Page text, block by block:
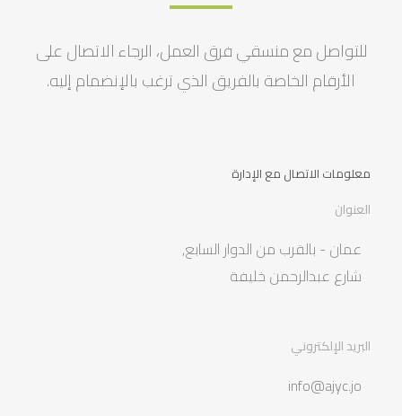
للتواصل مع منسقي فرق العمل، الرجاء الاتصال على
الأرقام الخاصة بالفريق الذي ترغب بالإنضمام إليه.
معلومات الاتصال مع الإدارة
العنوان
عمان - بالقرب من الدوار السابع,
شارع عبدالرحمن خليفة
البريد الإلكتروني
info@ajyc.jo